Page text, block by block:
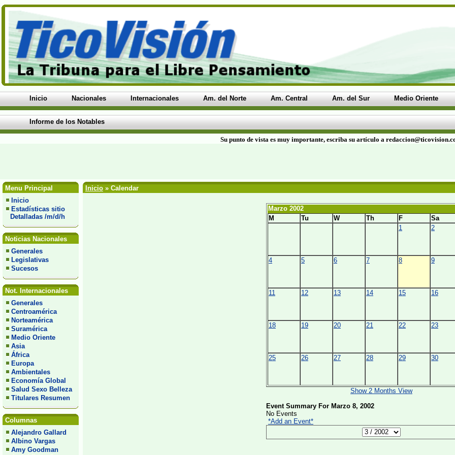
Inicio Nacionales Internacionales Am. del Norte Am. Central Am. del Sur Medio Oriente
Informe de los Notables
Su punto de vista es muy importante, escriba su artículo a
Menu Principal
Inicio
Estadísticas sitio
Detalladas /m/d/h
Noticias Nacionales
Generales
Legislativas
Sucesos
Not. Internacionales
Generales
Centroamérica
Norteamérica
Suramérica
Medio Oriente
Asia
África
Europa
Ambientales
Economía Global
Salud Sexo Belleza
Titulares Resumen
Columnas
Alejandro Gallard
Albino Vargas
Amy Goodman
Inicio » Calendar
Marzo 2002
M
Tu W Th F Sa
1
2
4 5 6 7 8 9
11 12 13 14 15 16
18 19 20 21 22 23
25 26 27 28 29 30
Show 2 Months View
Event Summary For Marzo 8, 2002
No Events
*Add an Event*